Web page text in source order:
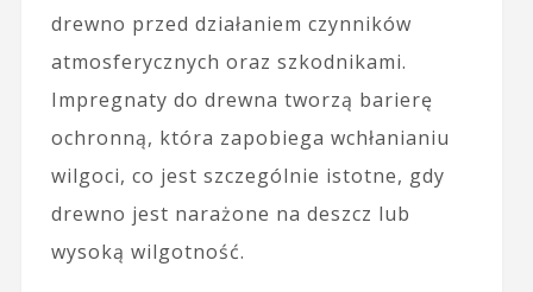
drewno przed działaniem czynników
atmosferycznych oraz szkodnikami.
Impregnaty do drewna tworzą barierę
ochronną, która zapobiega wchłanianiu
wilgoci, co jest szczególnie istotne, gdy
drewno jest narażone na deszcz lub
wysoką wilgotność.